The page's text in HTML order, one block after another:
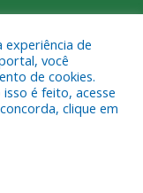
de Jacundá.
experiência de
você
de cookies.
é feito, acesse
clique em